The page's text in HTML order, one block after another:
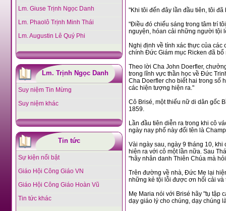
Lm. Giuse Trịnh Ngọc Danh
Lm. Phaolô Trịnh Minh Thái
Lm. Augustin Lê Quý Phi
Lm. Trịnh Ngọc Danh
Suy niệm Tin Mừng
Suy niệm khác
Tin tức
Sự kiện nổi bật
Giáo Hội Công Giáo VN
Giáo Hội Công Giáo Hoàn Vũ
Tin tức khác
"Khi tôi đến đây lần đầu tiên, tôi
"Điều đó chiếu sáng trong tâm trí tôi rằng chúng ta đang có những nhu cầu tương tự phải đối mặt với ngày hôm nay, là cầu
nguyện, hóan cải
Nghị định về tính xác thực của các cuộc hiện ra là kết quả của hai năm điều tra. Trước đây vào ngày 9 tháng 1 năm 2009,
Theo lời Cha John Doerfler, chưởng ấn và là chánh đại diện của giáo phận "Các nhà thần học là những
trong lĩnh vực thần học về Đức Trinh Nữ Maria." Mặc dù tên
Cha Doerfler cho biết hai trong số họ là những người được quốc tế công nhận và có "kinh nghiệm trong các việc kiểm tra về
các hiện tượng hiện ra."
Cô Brisé, một thiếu nữ di dân gốc Bỉ, lúc đó đang tuổi 28 thì được Đức Mẹ hiện ra với cô ba lần vào mùa Thu tháng Mười năm
1859.
Lần đầu tiên diễn ra trong khi cô vác một bao lúa mì đến một nhà máy lúa mạch cách phố Robinsonville khoảng bốn dặm,
ngày nay phố này đổi
Vài ngày sau, ngày 9 tháng 10, khi cô Brise trên đường đi dự Lễ Chúa Nhật
hiện ra với cô một lần nữa. Sau Thánh Lễ, cô nói với cha xứ về những sự việc đã nhìn thấy và ngài đã cho cô một lời khuyên
"hãy nhân
Trên đường về nhà, Đức Mẹ lại hiện ra và khi Brisé hỏi thì Đức Mẹ trả lời: "Ta là Nữ Vuơng Thiên Quốc, ta đang cầu xin cho
Mẹ Maria nói với Brisé hãy "tụ tập các con trẻ ở đất nước hoang dã này và dạy cho chúng những lẽ cần cho sự cứu rỗi. Hãy